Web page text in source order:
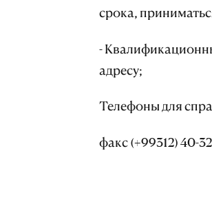
срока,
-
адресу;
Телефоны для
факс (+99312) 40-